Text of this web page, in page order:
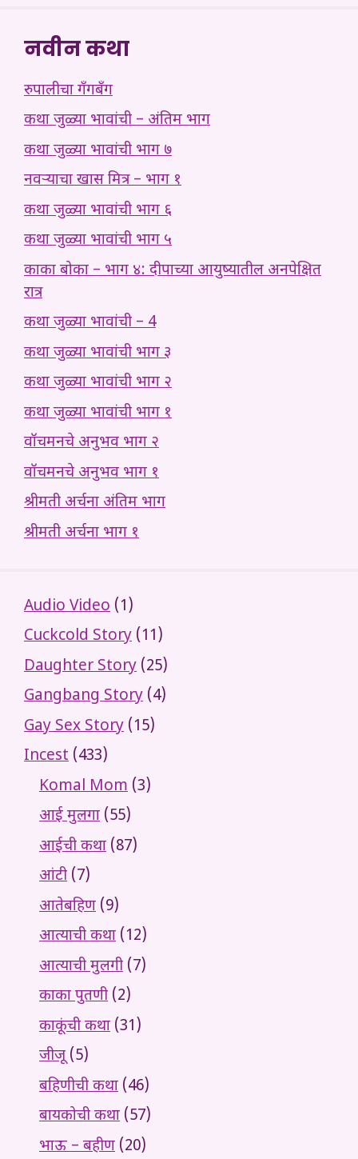
नवीन कथा
रुपालीचा गँगबँग
कथा जुळ्या भावांची – अंतिम भाग
कथा जुळ्या भावांची भाग ७
नवऱ्याचा खास मित्र – भाग १
कथा जुळ्या भावांची भाग ६
कथा जुळ्या भावांची भाग ५
काका बोका – भाग ४: दीपाच्या आयुष्यातील अनपेक्षित
रात्र
कथा जुळ्या भावांची – 4
कथा जुळ्या भावांची भाग ३
कथा जुळ्या भावांची भाग २
कथा जुळ्या भावांची भाग १
वॉचमनचे अनुभव भाग २
वॉचमनचे अनुभव भाग १
श्रीमती अर्चना अंतिम भाग
श्रीमती अर्चना भाग १
Audio Video (1)
Cuckcold Story (11)
Daughter Story (25)
Gangbang Story (4)
Gay Sex Story (15)
Incest (433)
Komal Mom (3)
आई मुलगा (55)
आईची कथा (87)
आंटी (7)
आतेबहिण (9)
आत्याची कथा (12)
आत्याची मुलगी (7)
काका पुतणी (2)
काकूंची कथा (31)
जीजू(5)
बहिणीची कथा (46)
बायकोची कथा (57)
भाऊ – बहीण (20)